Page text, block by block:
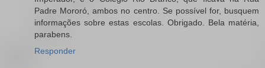
Padre Mororó, ambos no centro. Se possível for, busquem
informações sobre estas escolas. Obrigado. Bela matéria,
parabens.
Responder